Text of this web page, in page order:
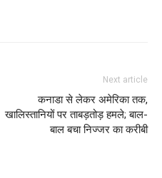
Next article
कनाडा से लेकर अमेरिका तक,
खालिस्तानियों पर ताबड़तोड़ हमले; बाल-
बाल बचा निज्जर का करीबी